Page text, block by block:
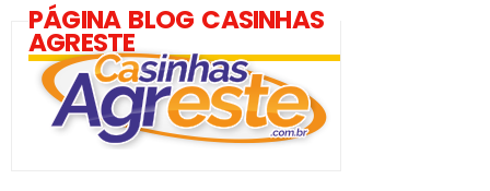
PÁGINA BLOG CASINHAS
AGRESTE